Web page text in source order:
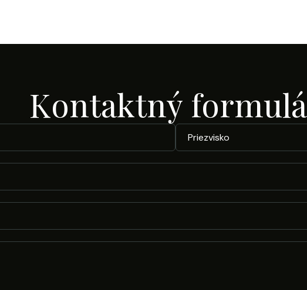
Kontaktný